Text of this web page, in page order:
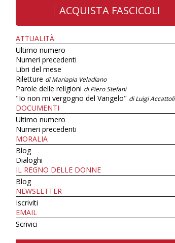
ACQUISTA FASCICOLI
ATTUALITÀ
Ultimo numero
Numeri precedenti
Libri del mese
Riletture di Mariapia Veladiano
Parole delle religioni di Piero Stefani
"Io non mi vergogno del Vangelo" di Luigi Accattoli
DOCUMENTI
Ultimo numero
Numeri precedenti
MORALIA
Blog
Dialoghi
IL REGNO DELLE DONNE
Blog
NEWSLETTER
Iscriviti
EMAIL
Scrivici